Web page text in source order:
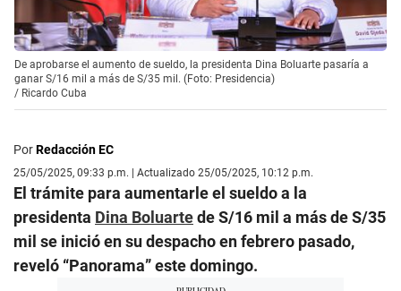
De aprobarse el aumento de sueldo, la presidenta Dina Boluarte pasaría a
ganar S/16 mil a más de S/35 mil. (Foto: Presidencia)
/ Ricardo Cuba
PorRedacción EC
25/05/2025, 09:33 p.m. | Actualizado 25/05/2025, 10:12 p.m.
El trámite para aumentarle el sueldo a la
presidenta Dina Boluartede S/16 mil a más de S/35
mil se inició en su despacho en febrero pasado,
reveló “Panorama” este domingo.